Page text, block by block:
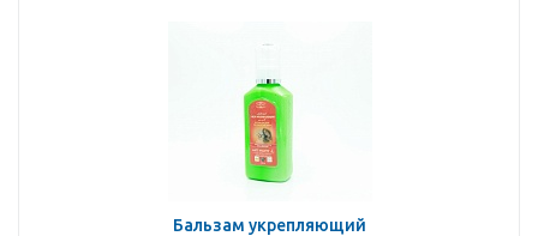
Бальзам укрепляющий